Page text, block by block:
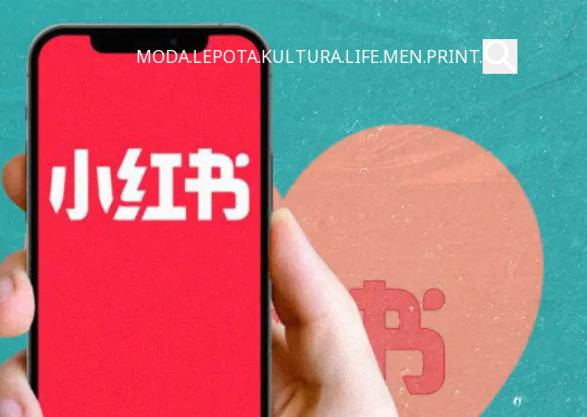
MODA.LEPOTA.KULTURA.LIFE.MEN.PRINT. Pretraži
Pošalji